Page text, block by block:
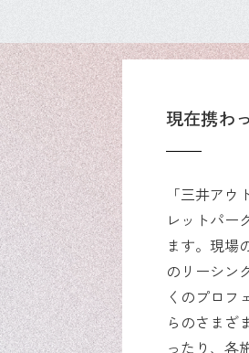
現在携わ
「三井ア
レットパー
ます。現場
のリーシン
くのプロフ
らのさまざ
ったり、各